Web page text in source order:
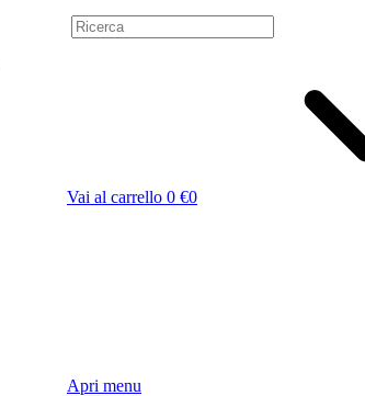
Vai al carrello 0 €0
Apri menu